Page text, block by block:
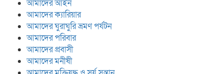
আমাদের আইন
আমাদের ক্যারিয়ার
আমাদের ঘুরাঘুরি ভ্রমণ পর্যটন
আমাদের পরিবার
আমাদের প্রবাসী
আমাদের মনীষী